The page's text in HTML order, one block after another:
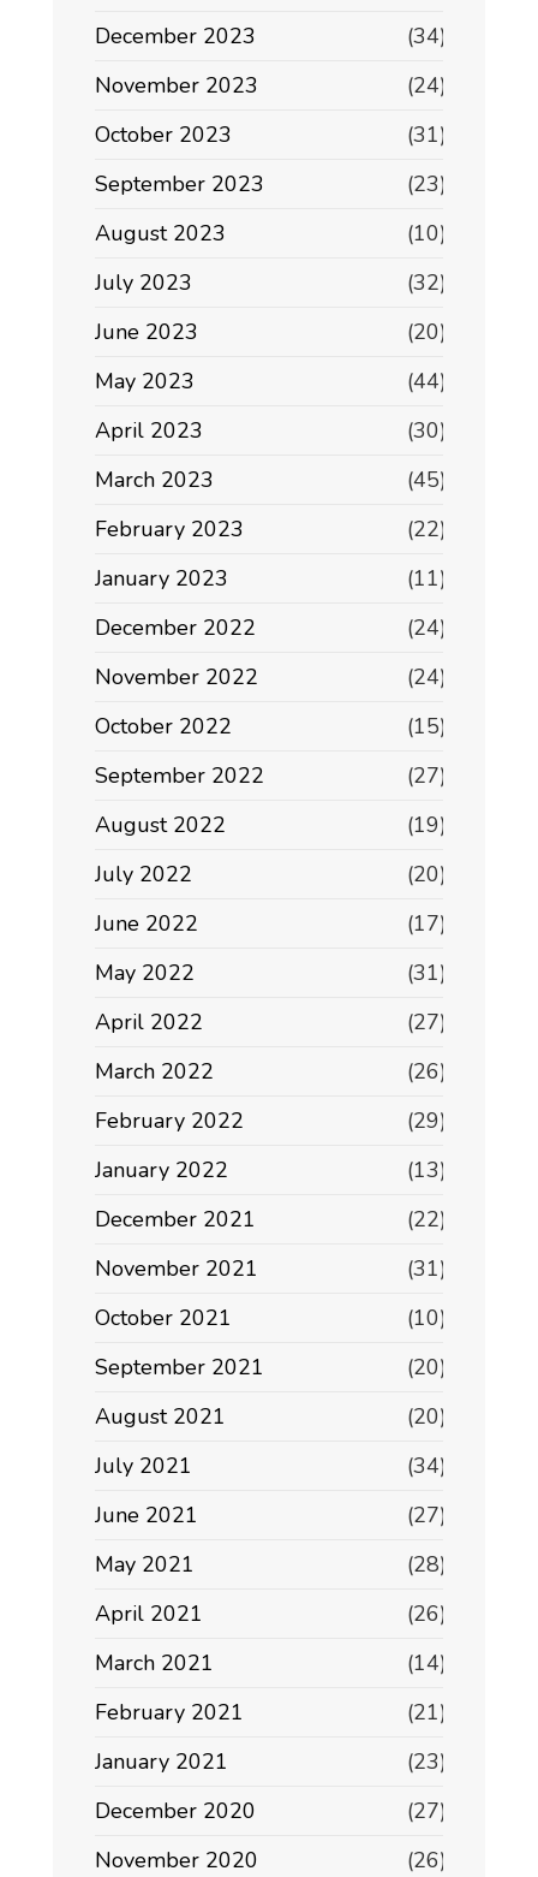
December 2023
(34)
November 2023
(24)
October 2023
(31)
September 2023
(23)
August 2023
(10)
July 2023
(32)
June 2023
(20)
May 2023
(44)
April 2023
(30)
March 2023
(45)
February 2023
(22)
January 2023
(11)
December 2022
(24)
November 2022
(24)
October 2022
(15)
September 2022
(27)
August 2022
(19)
July 2022
(20)
June 2022
(17)
May 2022
(31)
April 2022
(27)
March 2022
(26)
February 2022
(29)
January 2022
(13)
December 2021
(22)
November 2021
(31)
October 2021
(10)
September 2021
(20)
August 2021
(20)
July 2021
(34)
June 2021
(27)
May 2021
(28)
April 2021
(26)
March 2021
(14)
February 2021
(21)
January 2021
(23)
December 2020
(27)
November 2020
(26)